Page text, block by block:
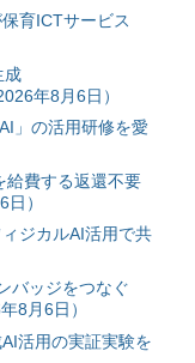
育ICTサービス
成
年8月6日）
」の活用研修を愛
給費する返還不要
）
ジカルAI活用で共
バッジをつなぐ
8月6日）
活用の実証実験を